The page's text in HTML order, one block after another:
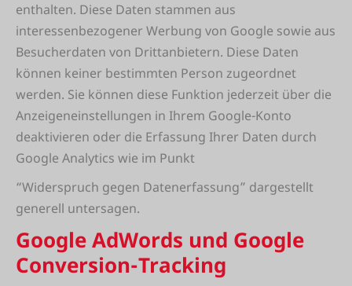
enthalten. Diese Daten stammen aus
interessenbezogener Werbung von Google sowie aus
Besucherdaten von Drittanbietern. Diese Daten
können keiner bestimmten Person zugeordnet
werden. Sie können diese Funktion jederzeit über die
Anzeigeneinstellungen in Ihrem Google-Konto
deaktivieren oder die Erfassung Ihrer Daten durch
Google Analytics wie im Punkt
“Widerspruch gegen Datenerfassung” dargestellt
generell untersagen.
Google AdWords und Google
Conversion-Tracking